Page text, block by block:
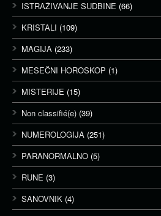
ISTRAŽIVANJE SUDBINE (66)
KRISTALI (109)
MAGIJA (233)
MESEČNI HOROSKOP (1)
MISTERIJE (15)
Non classifié(e) (39)
NUMEROLOGIJA (251)
PARANORMALNO (5)
RUNE (3)
SANOVNIK (4)